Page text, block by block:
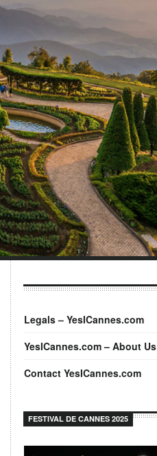
Legals – YesICannes.com
YesICannes.com – About Us
Contact YesICannes.com
FESTIVAL DE CANNES 2025